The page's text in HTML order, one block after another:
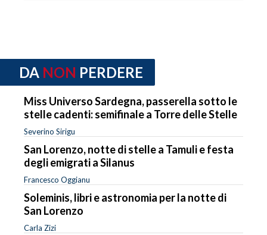
DA NON PERDERE
Miss Universo Sardegna, passerella sotto le
stelle cadenti: semifinale a Torre delle Stelle
Severino Sirigu
San Lorenzo, notte di stelle a Tamuli e festa
degli emigrati a Silanus
Francesco Oggianu
Soleminis, libri e astronomia per la notte di
San Lorenzo
Carla Zizi